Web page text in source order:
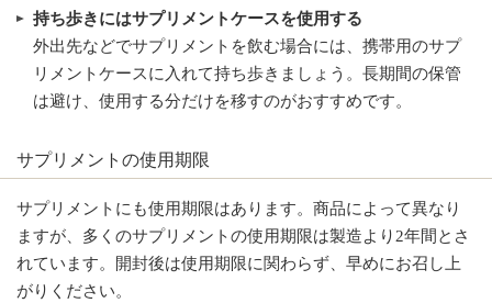
持ち歩きにはサプリメントケースを使用する
外出先などでサプリメントを飲む場合には、携帯用のサプ
リメントケースに入れて持ち歩きましょう。長期間の保管
は避け、使用する分だけを移すのがおすすめです。
サプリメントの使用期限
サプリメントにも使用期限はあります。商品によって異なり
ますが、多くのサプリメントの使用期限は製造より2年間とさ
れています。開封後は使用期限に関わらず、早めにお召し上
がりください。